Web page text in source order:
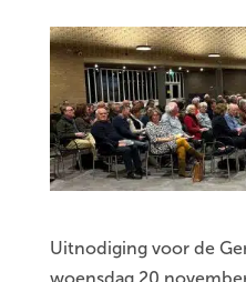
Uitnodiging voor de